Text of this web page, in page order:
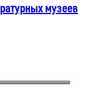
музеев